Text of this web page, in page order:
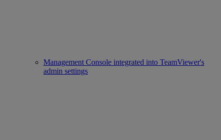
Management Console integrated into TeamViewer's
admin settings